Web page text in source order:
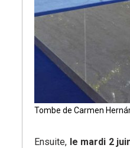
Tombe de Carmen
Ensuite, le mardi 2